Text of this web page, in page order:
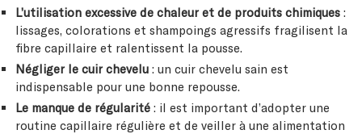
L’utilisation excessive de chaleur et de produits chimiques:
lissages, colorations et shampoings agressifs fragilisent la
fibre capillaire et ralentissent la pousse.
Négliger le cuir chevelu : un cuir chevelu sain est
indispensable pour une bonne repousse.
Le manque de régularité : il est important d’adopter une
routine capillaire régulière et de veiller à une alimentation